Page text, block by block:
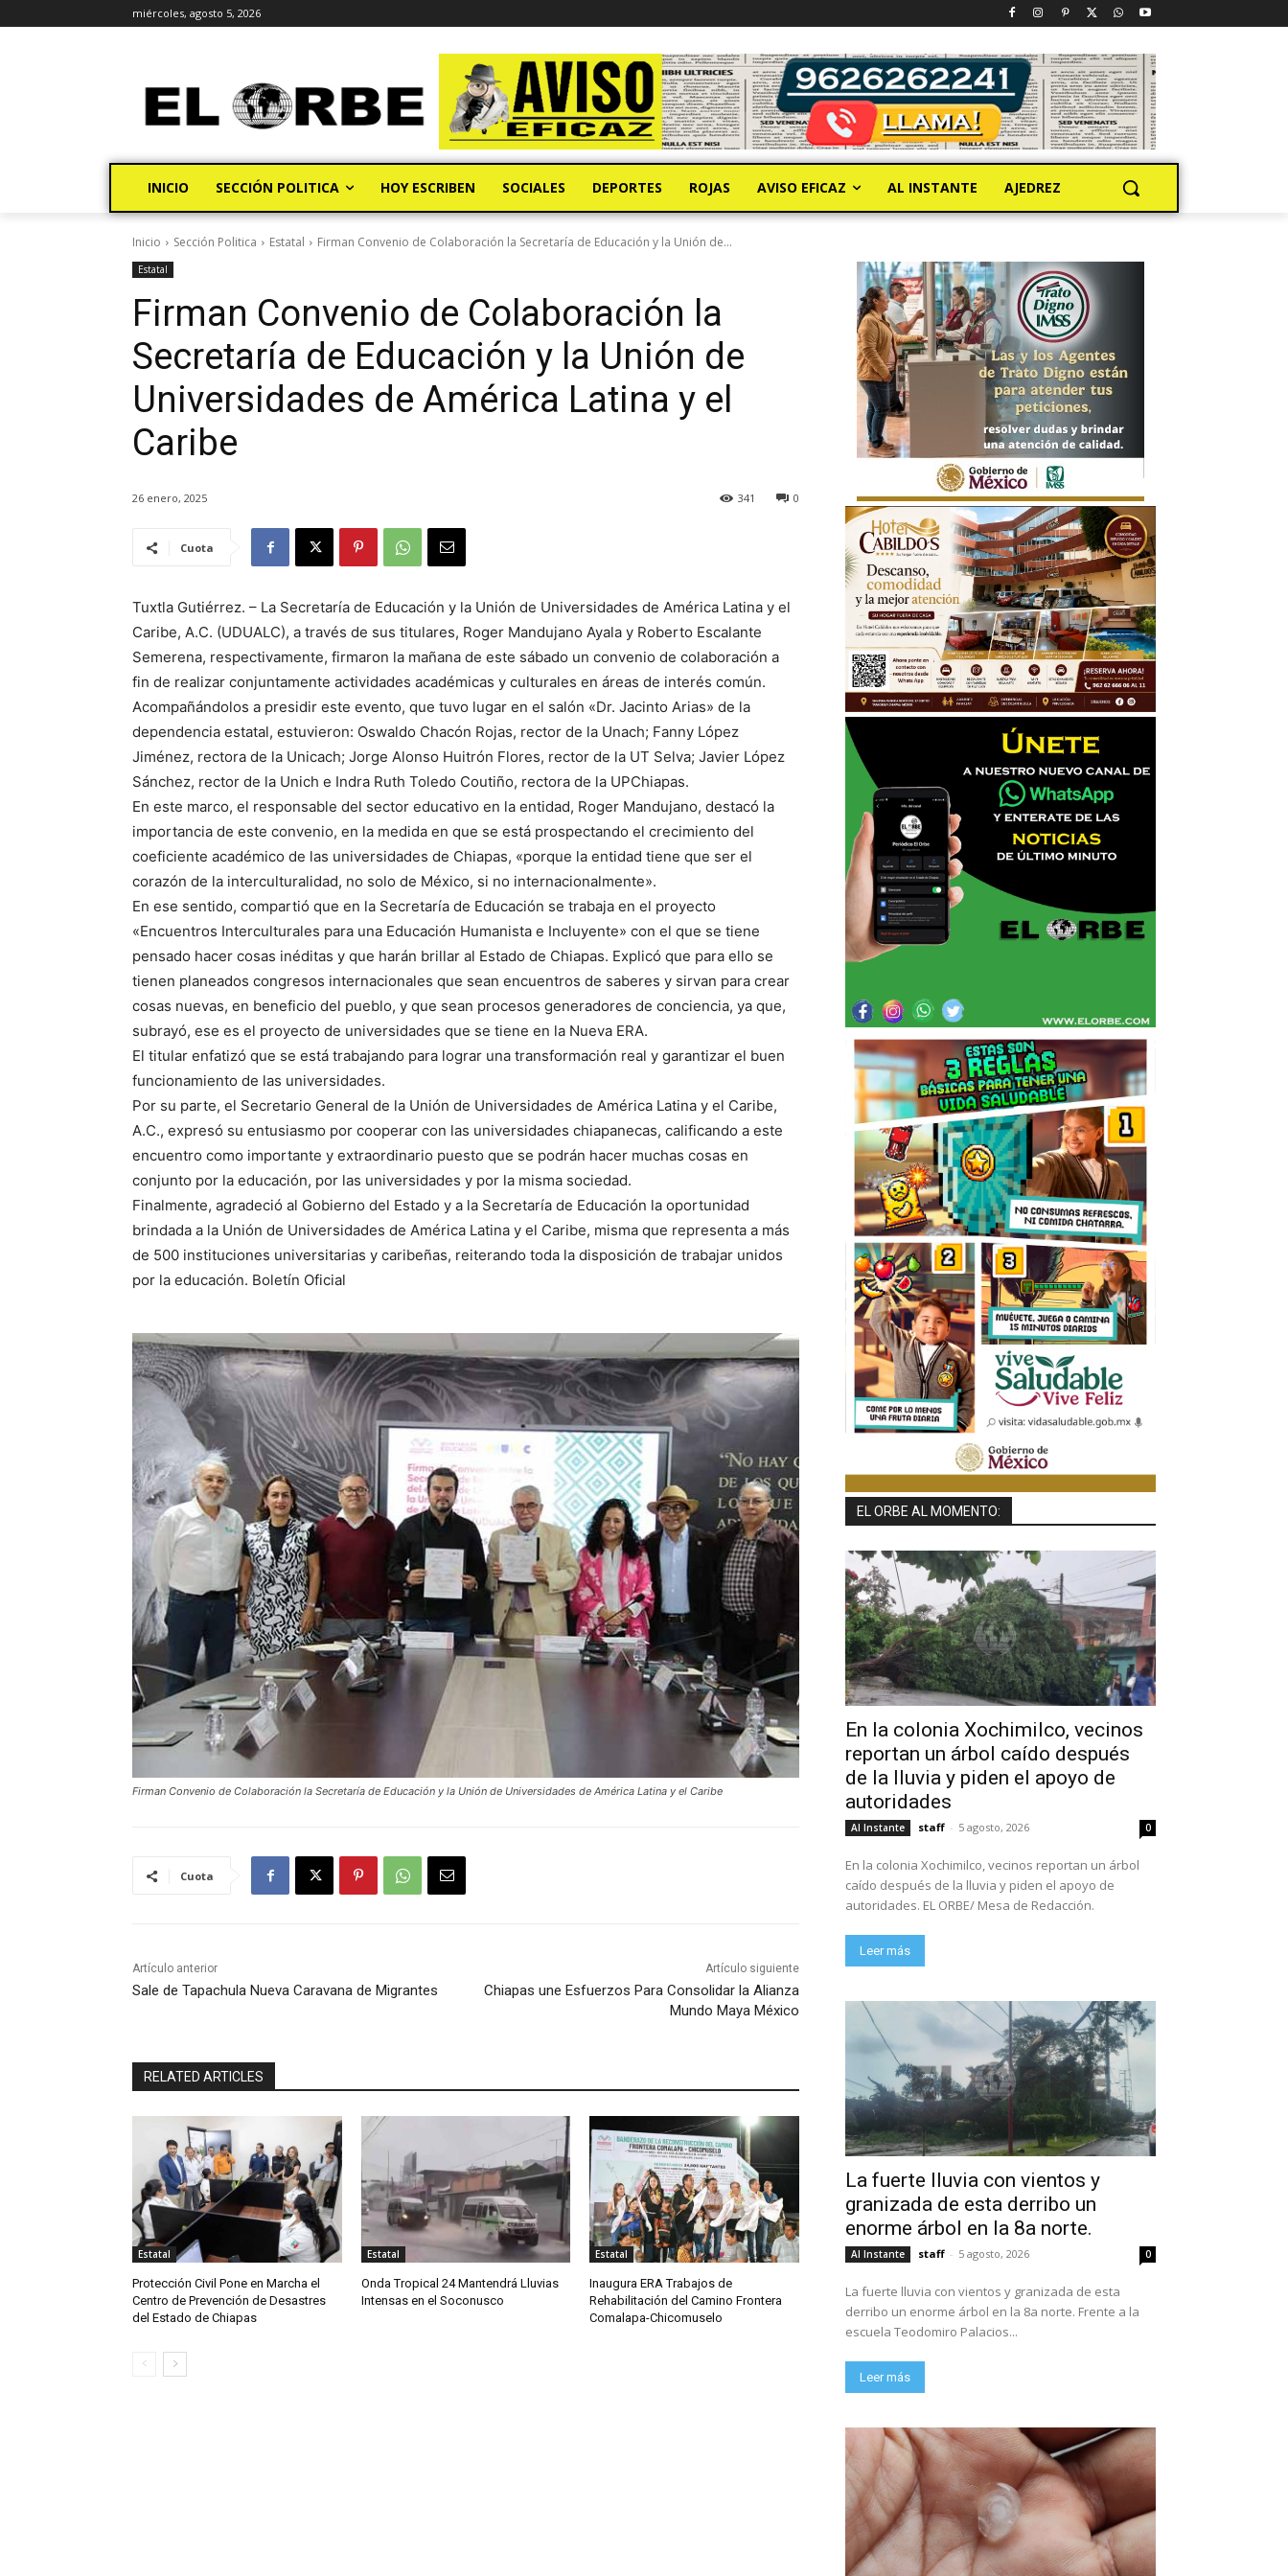
miércoles, agosto 5, 2026
INICIO SECCIÓN POLITICA HOY ESCRIBEN SOCIALES DEPORTES ROJAS AVISO EFICAZ AL INSTANTE AJEDREZ
Inicio Sección Politica Estatal Firman Convenio de Colaboración la Secretaría de Educación y la Unión de...
Estatal
Firman Convenio de Colaboración la
Secretaría de Educación y la Unión de
Universidades de América Latina y el
Caribe
26 enero, 2025 0
341
Cuota
Tuxtla Gutiérrez. – La Secretaría de Educación y la Unión de Universidades de América Latina y el
Caribe, A.C. (UDUALC), a través de sus titulares, Roger Mandujano Ayala y Roberto Escalante
Semerena, respectivamente, firmaron la mañana de este sábado un convenio de colaboración a
fin de realizar conjuntamente actividades académicas y culturales en áreas de interés común.
Acompañándolos a presidir este evento, que tuvo lugar en el salón «Dr. Jacinto Arias» de la
dependencia estatal, estuvieron: Oswaldo Chacón Rojas, rector de la Unach; Fanny López
Jiménez, rectora de la Unicach; Jorge Alonso Huitrón Flores, rector de la UT Selva; Javier López
Sánchez, rector de la Unich e Indra Ruth Toledo Coutiño, rectora de la UPChiapas.
En este marco, el responsable del sector educativo en la entidad, Roger Mandujano, destacó la
importancia de este convenio, en la medida en que se está prospectando el crecimiento del
coeficiente académico de las universidades de Chiapas, «porque la entidad tiene que ser el
corazón de la interculturalidad, no solo de México, si no internacionalmente».
En ese sentido, compartió que en la Secretaría de Educación se trabaja en el proyecto
«Encuentros Interculturales para una Educación Humanista e Incluyente» con el que se tiene
pensado hacer cosas inéditas y que harán brillar al Estado de Chiapas. Explicó que para ello se
tienen planeados congresos internacionales que sean encuentros de saberes y sirvan para crear
cosas nuevas, en beneficio del pueblo, y que sean procesos generadores de conciencia, ya que,
subrayó, ese es el proyecto de universidades que se tiene en la Nueva ERA.
El titular enfatizó que se está trabajando para lograr una transformación real y garantizar el buen
funcionamiento de las universidades.
Por su parte, el Secretario General de la Unión de Universidades de América Latina y el Caribe,
A.C., expresó su entusiasmo por cooperar con las universidades chiapanecas, calificando a este
encuentro como importante y extraordinario puesto que se podrán hacer muchas cosas en
conjunto por la educación, por las universidades y por la misma sociedad.
Finalmente, agradeció al Gobierno del Estado y a la Secretaría de Educación la oportunidad
brindada a la Unión de Universidades de América Latina y el Caribe, misma que representa a más
de 500 instituciones universitarias y caribeñas, reiterando toda la disposición de trabajar unidos
por la educación. Boletín Oficial
Firman Convenio de Colaboración la Secretaría de Educación y la Unión de Universidades de América Latina y el Caribe
Cuota
Artículo anterior
Sale de Tapachula Nueva Caravana de Migrantes
Artículo siguiente
Chiapas une Esfuerzos Para Consolidar la Alianza
Mundo Maya México
RELATED ARTICLES
Estatal
Protección Civil Pone en Marcha el
Centro de Prevención de Desastres
del Estado de Chiapas
Estatal
Onda Tropical 24 Mantendrá Lluvias
Intensas en el Soconusco
Estatal
Inaugura ERA Trabajos de
Rehabilitación del Camino Frontera
Comalapa-Chicomuselo
EL ORBE AL MOMENTO:
En la colonia Xochimilco, vecinos
reportan un árbol caído después
de la lluvia y piden el apoyo de
autoridades
Al Instante staff - 5 agosto, 2026 0
En la colonia Xochimilco, vecinos reportan un árbol
caído después de la lluvia y piden el apoyo de
autoridades. EL ORBE/ Mesa de Redacción.
Leer más
La fuerte lluvia con vientos y
granizada de esta derribo un
enorme árbol en la 8a norte.
Al Instante staff - 5 agosto, 2026 0
La fuerte lluvia con vientos y granizada de esta
derribo un enorme árbol en la 8a norte. Frente a la
escuela Teodomiro Palacios...
Leer más